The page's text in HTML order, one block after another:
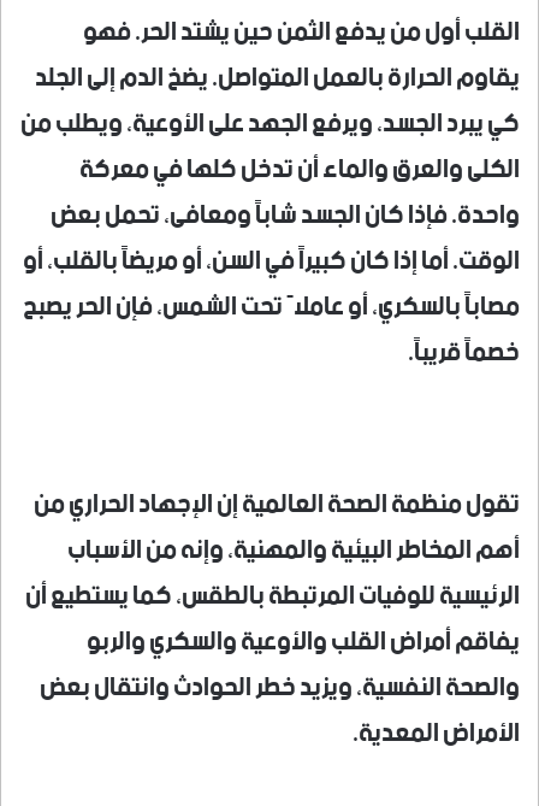
القلب أول من يدفع الثمن حين يشتد الحر. فهو
يقاوم الحرارة بالعمل المتواصل. يضخ الدم إلى الجلد
كي يبرد الجسد، ويرفع الجهد على الأوعية، ويطلب من
الكلى والعرق والماء أن تدخل كلها في معركة
واحدة. فإذا كان الجسد شاباً ومعافى، تحمل بعض
الوقت. أما إذا كان كبيراً في السن، أو مريضاً بالقلب، أو
مصاباً بالسكري، أو عاملاً تحت الشمس، فإن الحر يصبح
خصماً قريباً.
تقول منظمة الصحة العالمية إن الإجهاد الحراري من
أهم المخاطر البيئية والمهنية، وإنه من الأسباب
الرئيسية للوفيات المرتبطة بالطقس، كما يستطيع أن
يفاقم أمراض القلب والأوعية والسكري والربو
والصحة النفسية، ويزيد خطر الحوادث وانتقال بعض
الأمراض المعدية.